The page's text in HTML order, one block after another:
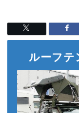
ルーフテ